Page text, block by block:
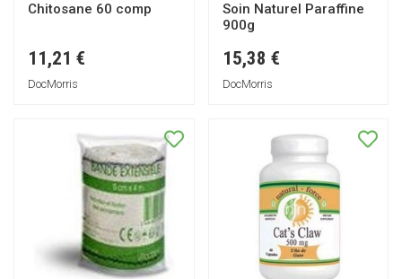
Chitosane 60 comp
11,21 €
DocMorris
Soin Naturel Paraffine
900g
15,38 €
DocMorris